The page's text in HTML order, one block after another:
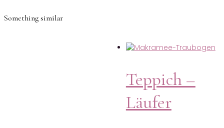
Something similar
Teppich –
Läufer